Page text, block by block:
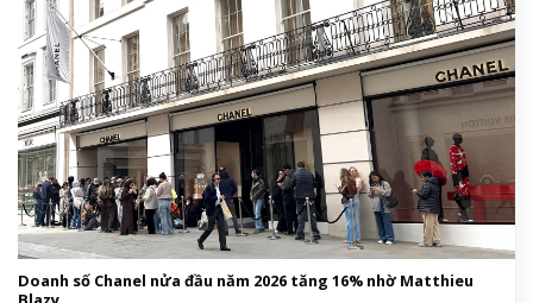
Doanh số Chanel nửa đầu năm 2026 tăng 16% nhờ Matthieu